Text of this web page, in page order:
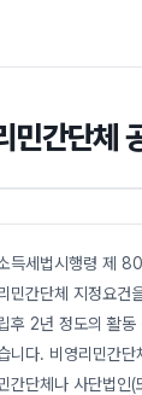
민간단체
득세법시행령 제
민간단체 지정요건
후 2년 정도의 활동
니다. 비영리민간
간단체나 사단법인